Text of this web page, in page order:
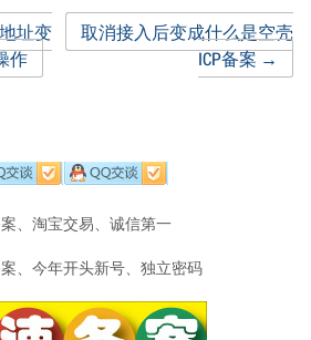
址变
作
取消接入后变成什么是空壳
ICP备案→
、淘宝交易、诚信第一
、今年开头新号、独立密码